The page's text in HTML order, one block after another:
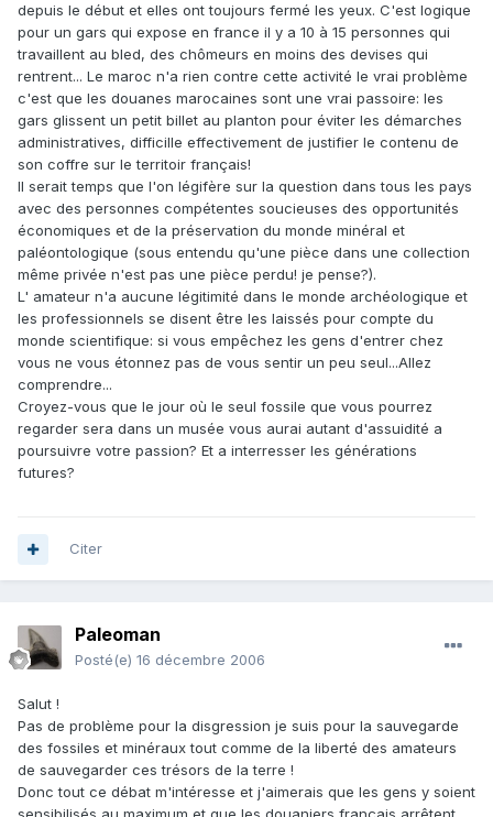
depuis le début et elles ont toujours fermé les yeux. C'est logique
pour un gars qui expose en france il y a 10 à 15 personnes qui
travaillent au bled, des chômeurs en moins des devises qui
rentrent... Le maroc n'a rien contre cette activité le vrai problème
c'est que les douanes marocaines sont une vrai passoire: les
gars glissent un petit billet au planton pour éviter les démarches
administratives, difficille effectivement de justifier le contenu de
son coffre sur le territoir français!
Il serait temps que l'on légifère sur la question dans tous les pays
avec des personnes compétentes soucieuses des opportunités
économiques et de la préservation du monde minéral et
paléontologique (sous entendu qu'une pièce dans une collection
même privée n'est pas une pièce perdu! je pense?).
L' amateur n'a aucune légitimité dans le monde archéologique et
les professionnels se disent être les laissés pour compte du
monde scientifique: si vous empêchez les gens d'entrer chez
vous ne vous étonnez pas de vous sentir un peu seul...Allez
comprendre...
Croyez-vous que le jour où le seul fossile que vous pourrez
regarder sera dans un musée vous aurai autant d'assuidité a
poursuivre votre passion? Et a interresser les générations
futures?
Citer
Paleoman
Posté(e) 16 décembre 2006
Salut !
Pas de problème pour la disgression je suis pour la sauvegarde
des fossiles et minéraux tout comme de la liberté des amateurs
de sauvegarder ces trésors de la terre !
Donc tout ce débat m'intéresse et j'aimerais que les gens y soient